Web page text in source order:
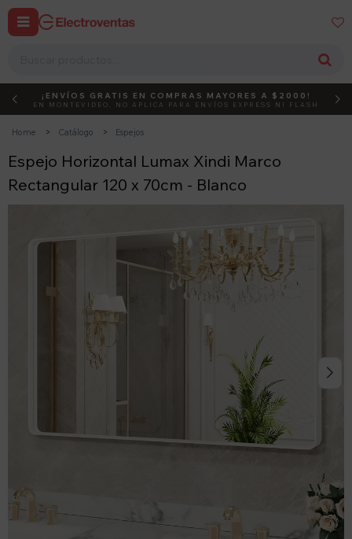
 
DEBUT ACTIVÁ EL CÓDIGO
¡ENVÍOS GRATIS EN COMPRAS MAYORES A $2000!
EN MONTEVIDEO, NO APLICA PARA ENVÍOS EXPRESS NI FLASH
Home Catálogo Espejos
Espejo Horizontal Lumax Xindi Marco
Rectangular 120 x 70cm - Blanco